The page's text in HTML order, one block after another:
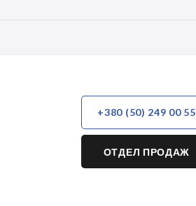
+380 (50) 249 00 55
ОТДЕЛ ПРОДАЖ